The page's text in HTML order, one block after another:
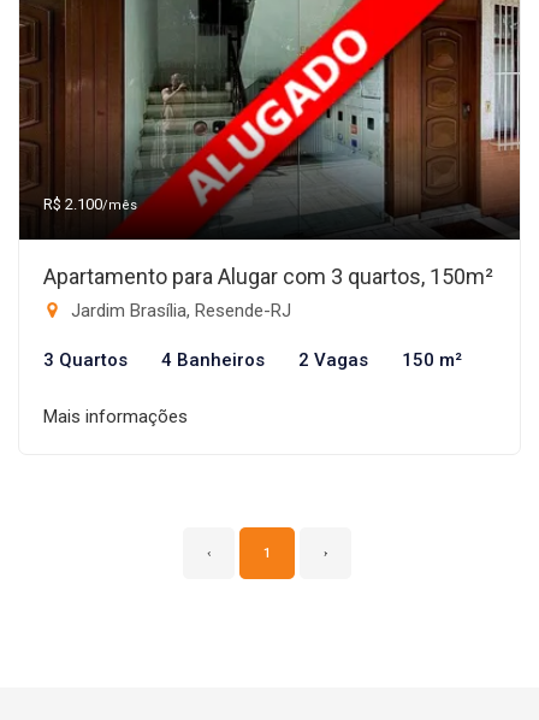
R$ 2.100/mês
Apartamento para Alugar com 3 quartos, 150m²
Jardim Brasília, Resende-RJ
3 Quartos 4 Banheiros 2 Vagas 150 m²
Mais informações
‹ 1 ›